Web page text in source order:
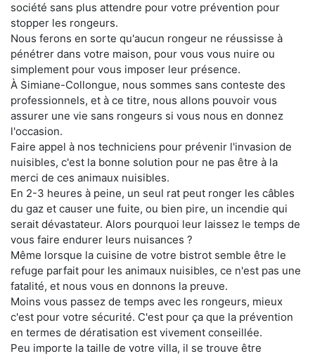
société sans plus attendre pour votre prévention pour
stopper les rongeurs.
Nous ferons en sorte qu'aucun rongeur ne réussisse à
pénétrer dans votre maison, pour vous vous nuire ou
simplement pour vous imposer leur présence.
À Simiane-Collongue, nous sommes sans conteste des
professionnels, et à ce titre, nous allons pouvoir vous
assurer une vie sans rongeurs si vous nous en donnez
l'occasion.
Faire appel à nos techniciens pour prévenir l'invasion de
nuisibles, c'est la bonne solution pour ne pas être à la
merci de ces animaux nuisibles.
En 2-3 heures à peine, un seul rat peut ronger les câbles
du gaz et causer une fuite, ou bien pire, un incendie qui
serait dévastateur. Alors pourquoi leur laissez le temps de
vous faire endurer leurs nuisances ?
Même lorsque la cuisine de votre bistrot semble être le
refuge parfait pour les animaux nuisibles, ce n'est pas une
fatalité, et nous vous en donnons la preuve.
Moins vous passez de temps avec les rongeurs, mieux
c'est pour votre sécurité. C'est pour ça que la prévention
en termes de dératisation est vivement conseillée.
Peu importe la taille de votre villa, il se trouve être